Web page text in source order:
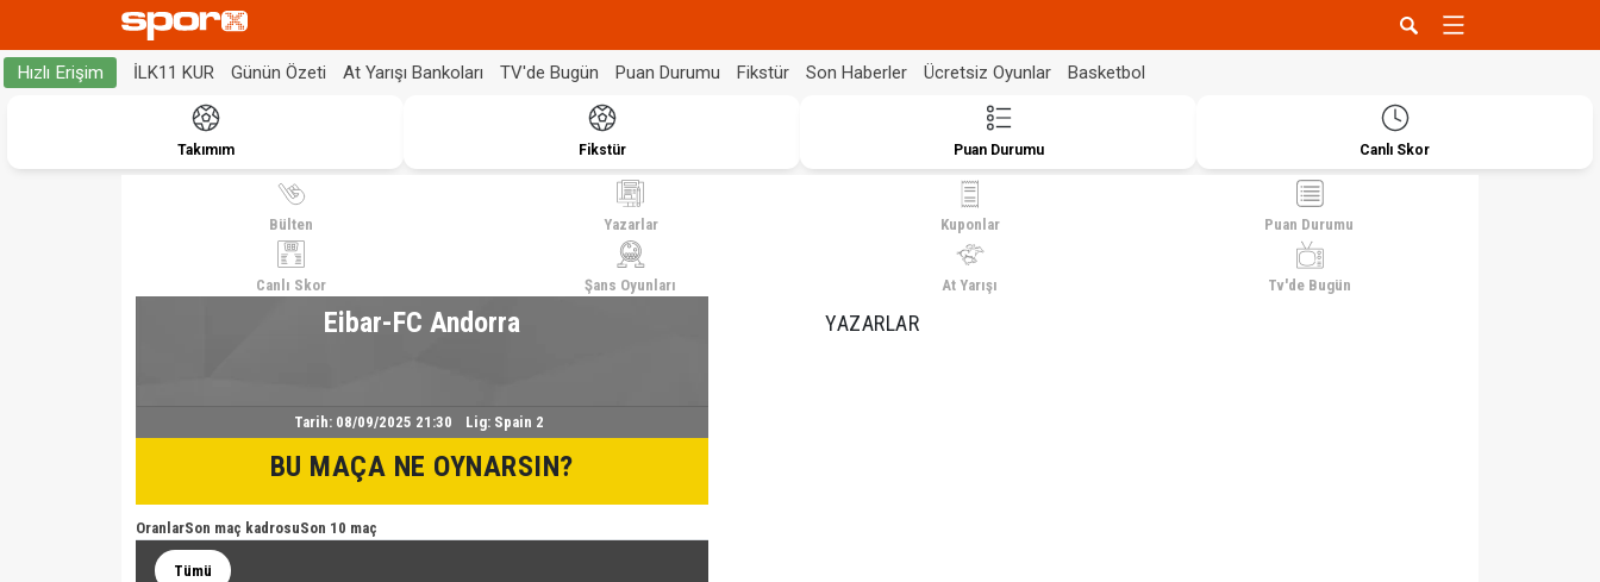
Hızlı Erişim İLK11 KUR Günün Özeti At Yarışı Bankoları TV'de Bugün Puan Durumu Fikstür Son Haberler Ücretsiz Oyunlar Basketbol
Takımım Fikstür Puan Durumu Canlı Skor
Bülten Yazarlar Kuponlar Puan Durumu
Canlı Skor Şans Oyunları At Yarışı Tv'de Bugün
Eibar-FC Andorra
Tarih: 08/09/2025 21:30 Lig: Spain 2
BU MAÇA NE OYNARSIN?
OranlarSon maç kadrosuSon 10 maç
Tümü
YAZARLAR